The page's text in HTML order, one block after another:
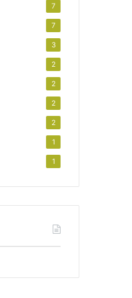
7
7
3
2
2
2
2
1
1